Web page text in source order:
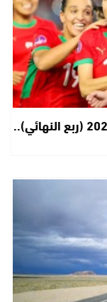
كأس أمم إفريقيا للسيدات – المغرب 2026 (ربع النهائي)..